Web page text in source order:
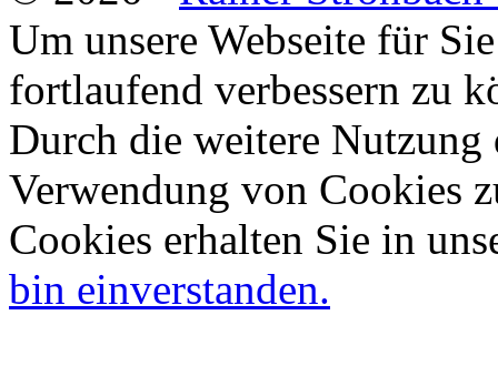
Um unsere Webseite für
fortlaufend verbessern zu
Durch die weitere Nutzung
Verwendung von Cookies
Cookies erhalten Sie in
bin einverstanden.